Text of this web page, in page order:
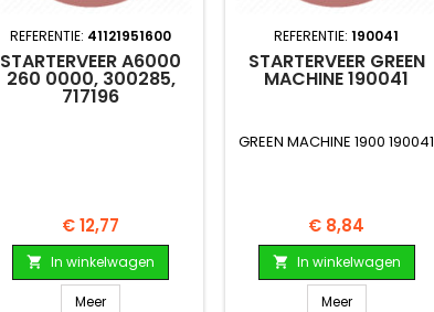
REFERENTIE: 41121951600
STARTERVEER A6000
260 0000, 300285,
717196
Prijs
€ 12,77
 In winkelwagen
Meer
REFERENTIE:190041
STARTERVEER GREEN
MACHINE 190041
GREEN MACHINE 1900 190041
Prijs
€ 8,84
 In winkelwagen
Meer